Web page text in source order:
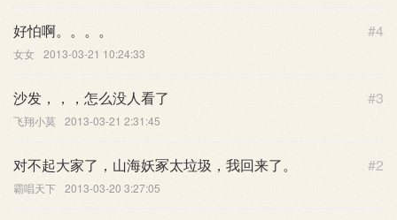
#4
好怕啊。。。。
女女 2013-03-21 10:24:33
#3
沙发，，，怎么没人看了
飞翔小莫 2013-03-21 2:31:45
#2
对不起大家了，山海妖冢太垃圾，我回来了。
霸唱天下 2013-03-20 3:27:05